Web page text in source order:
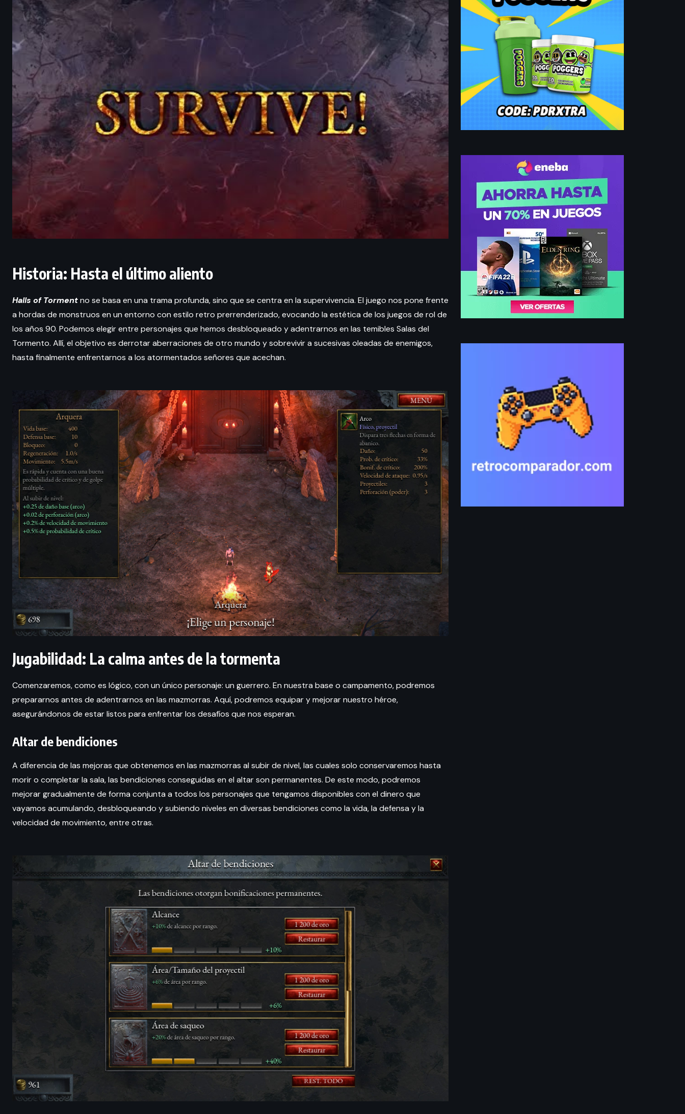
Historia: Hasta el último aliento
Halls of Tormentno se basa en una trama profunda, sino que se centra en la supervivencia. El juego nos pone frente
a hordas de monstruos en un entorno con estilo retro prerrenderizado, evocando la estética de los juegos de rol de
los años 90. Podemos elegir entre personajes que hemos desbloqueado y adentrarnos en las temibles Salas del
Tormento. Allí, el objetivo es derrotar aberraciones de otro mundo y sobrevivir a sucesivas oleadas de enemigos,
hasta finalmente enfrentarnos a los atormentados señores que acechan.
Jugabilidad: La calma antes de la tormenta
Comenzaremos, como es lógico, con un único personaje: un guerrero. En nuestra base o campamento, podremos
prepararnos antes de adentrarnos en las mazmorras. Aquí, podremos equipar y mejorar nuestro héroe,
asegurándonos de estar listos para enfrentar los desafíos que nos esperan.
Altar de bendiciones
A diferencia de las mejoras que obtenemos en las mazmorras al subir de nivel, las cuales solo conservaremos hasta
morir o completar la sala, las bendiciones conseguidas en el altar son permanentes. De este modo, podremos
mejorar gradualmente de forma conjunta a todos los personajes que tengamos disponibles con el dinero que
vayamos acumulando, desbloqueando y subiendo niveles en diversas bendiciones como la vida, la defensa y la
velocidad de movimiento, entre otras.